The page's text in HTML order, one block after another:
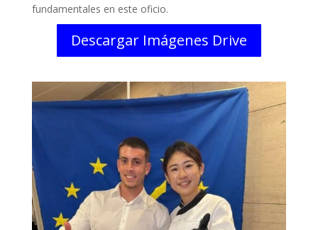
fundamentales en este oficio.
Descargar Imágenes Drive